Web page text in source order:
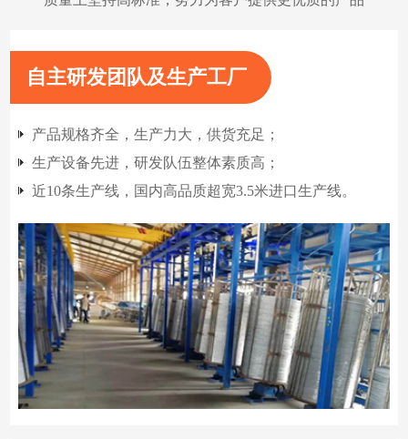
自主研发团队及生产工厂
产品规格齐全，生产力大，供货充足；
生产设备先进，研发队伍整体素质高；
近10条生产线，国内高品质超宽3.5米进口生产线。